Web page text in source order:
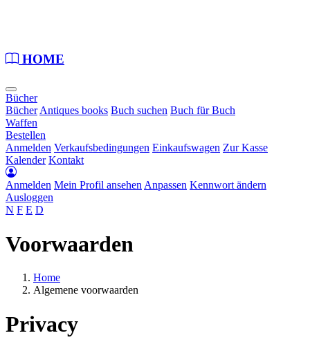
HOME
Bücher
BücherAntiques books Buch suchen Buch für Buch
Waffen
Bestellen
Anmelden Verkaufsbedingungen Einkaufswagen Zur Kasse
Kalender Kontakt
Anmelden Mein Profil ansehenAnpassen Kennwort ändern
Ausloggen
N F E D
Voorwaarden
Home
Algemene voorwaarden
Privacy